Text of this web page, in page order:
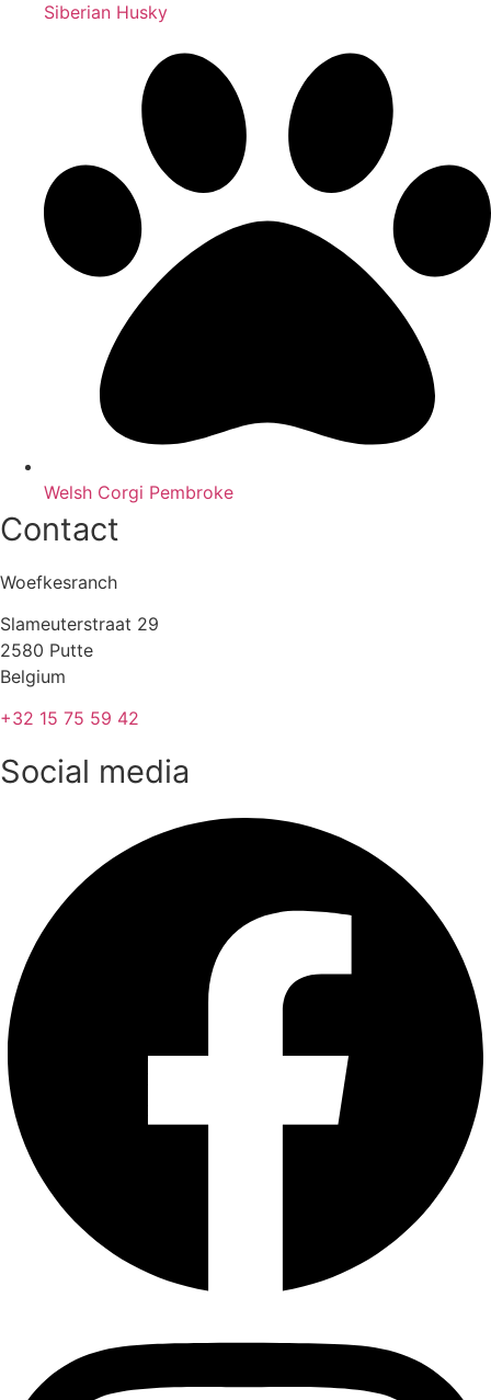
Siberian Husky
Welsh Corgi Pembroke
Contact
Woefkesranch
Slameuterstraat 29
2580 Putte
Belgium
+32 15 75 59 42
Social media